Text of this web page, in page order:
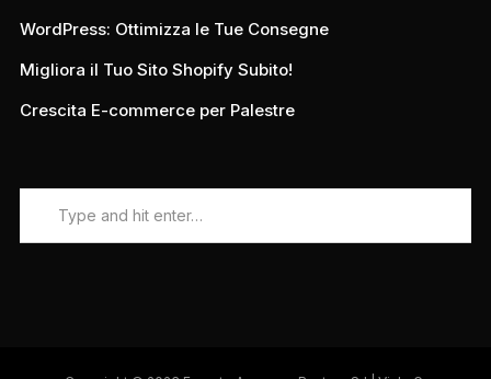
WordPress: Ottimizza le Tue Consegne
Migliora il Tuo Sito Shopify Subito!
Crescita E-commerce per Palestre